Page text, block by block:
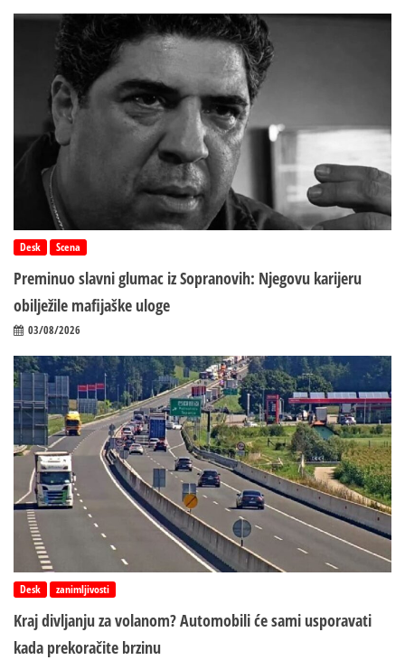
Desk Scena
Preminuo slavni glumac iz Sopranovih: Njegovu karijeru
obilježile mafijaške uloge
03/08/2026
Desk zanimljivosti
Kraj divljanju za volanom? Automobili će sami usporavati
kada prekoračite brzinu